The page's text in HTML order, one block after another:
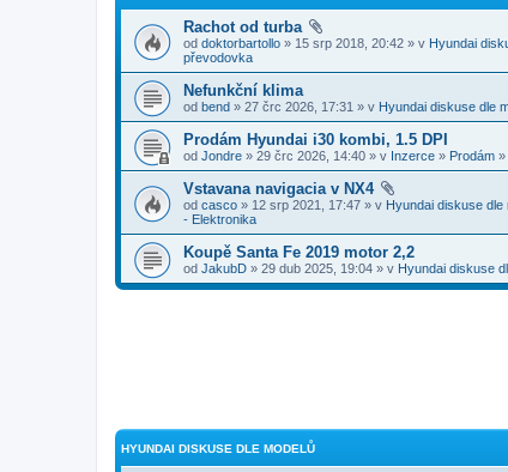
Rachot od turba
od doktorbartollo » 15 srp 2018, 20:42 » v Hyundai
převodovka
Nefunkční klima
od bend » 27 črc 2026, 17:31 » v Hyundai diskuse dle
Prodám Hyundai i30 kombi, 1.5 DPI
od Jondre » 29 črc 2026, 14:40 » v Inzerce » Prodám »
Vstavana navigacia v NX4
od casco » 12 srp 2021, 17:47 » v Hyundai diskuse dle
- Elektronika
Koupě Santa Fe 2019 motor 2,2
od JakubD » 29 dub 2025, 19:04 » v Hyundai diskuse
HYUNDAI DISKUSE DLE MODELŮ